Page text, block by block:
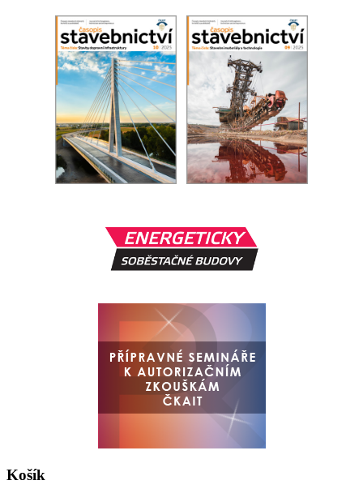
Košík